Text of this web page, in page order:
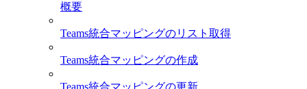
概要
Teams統合マッピングのリスト取得
Teams統合マッピングの作成
Teams統合マッピングの更新